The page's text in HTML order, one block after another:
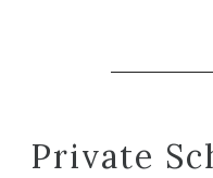
Private